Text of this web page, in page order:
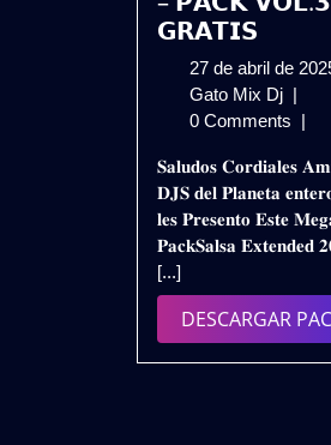
𝗚𝗥𝗔𝗧𝗜𝗦
27 de abril de
Gato Mix Dj
–
|
|
0 Comments |
𝐒𝐚𝐥𝐮𝐝𝐨𝐬 𝐂𝐨𝐫𝐝𝐢𝐚𝐥𝐞𝐬
𝐃𝐉𝐒 𝐝𝐞𝐥 𝐏𝐥𝐚𝐧𝐞𝐭𝐚
𝐥𝐞𝐬 𝐏𝐫𝐞𝐬𝐞𝐧𝐭𝐨 𝐄𝐬𝐭𝐞
𝐏𝐚𝐜𝐤𝐒𝐚𝐥𝐬𝐚 𝐄𝐱𝐭𝐞𝐧𝐝𝐞𝐝
[...]
DESCARGAR